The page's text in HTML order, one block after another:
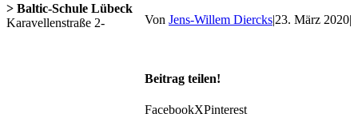
Von Jens-Willem Diercks|23. März 2020|
Beitrag teilen!
FacebookXPinterest
> Baltic-Schule Lübeck
Karavellenstraße 2-